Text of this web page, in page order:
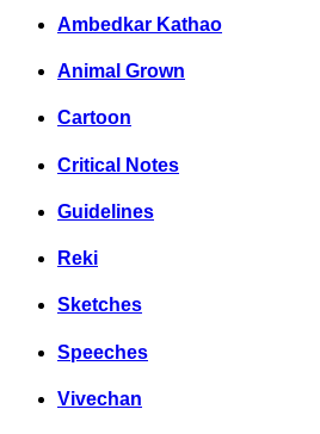
Ambedkar Kathao
Animal Grown
Cartoon
Critical Notes
Guidelines
Reki
Sketches
Speeches
Vivechan